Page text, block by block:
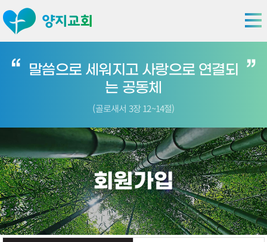
말씀으로 세워지고 사랑으로 연결되
는 공동체
(골로새서 3장 12~14절)
회원가입